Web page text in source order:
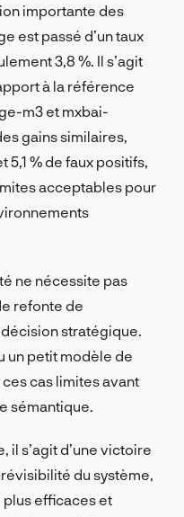
importante des
est passé d’un taux
3,8 %. Il s’agit
à la référence
m3 et mxbai-
gains similaires,
% de faux positifs,
acceptables pour
ne nécessite pas
refonte de
décision stratégique.
un petit modèle de
cas limites avant
sémantique.
il s’agit d’une victoire
du système,
plus efficaces et